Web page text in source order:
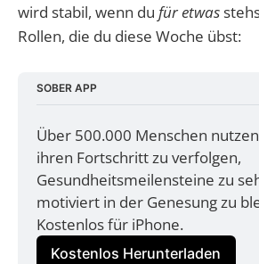
wird stabil, wenn du für etwas
Rollen, die du diese Woche übst:
SOBER APP
Über 500.000 Menschen
ihren Fortschritt zu verfolgen,
Gesundheitsmeilensteine zu
motiviert in der Genesung zu
Kostenlos für iPhone.
Kostenlos Herunterladen